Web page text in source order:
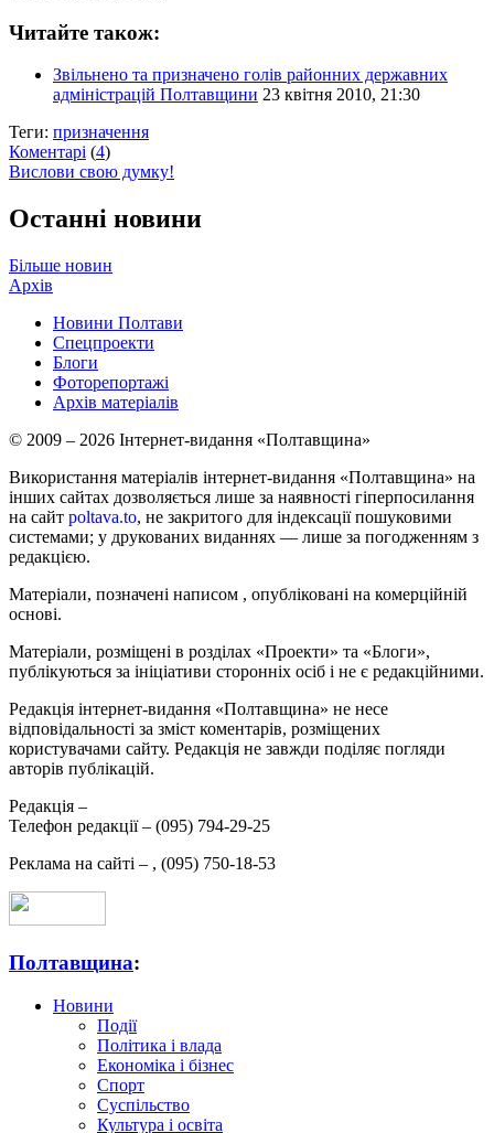
Читайте також:
Звільнено та призначено голів районних державних
адміністрацій Полтавщини 23 квітня 2010, 21:30
Теги: призначення
Коментарі (4)
Вислови свою думку!
Останні новини
Більше новин
Архів
Новини Полтави
Спецпроекти
Блоги
Фоторепортажі
Архів матеріалів
© 2009 – 2026 Інтернет-видання «Полтавщина»
Використання матеріалів інтернет-видання «Полтавщина» на
інших сайтах дозволяється лише за наявності гіперпосилання
на сайт poltava.to, не закритого для індексації пошуковими
системами; у друкованих виданнях — лише за погодженням з
редакцією.
Матеріали, позначені написом , опубліковані на комерційній
основі.
Матеріали, розміщені в розділах «Проекти» та «Блоги»,
публікуються за ініціативи сторонніх осіб і не є редакційними.
Редакція інтернет-видання «Полтавщина» не несе
відповідальності за зміст коментарів, розміщених
користувачами сайту. Редакція не завжди поділяє погляди
авторів публікацій.
Редакція –
Телефон редакції – (095) 794-29-25
Реклама на сайті – , (095) 750-18-53
Полтавщина:
Новини
Події
Політика і влада
Економіка і бізнес
Спорт
Суспільство
Культура і освіта